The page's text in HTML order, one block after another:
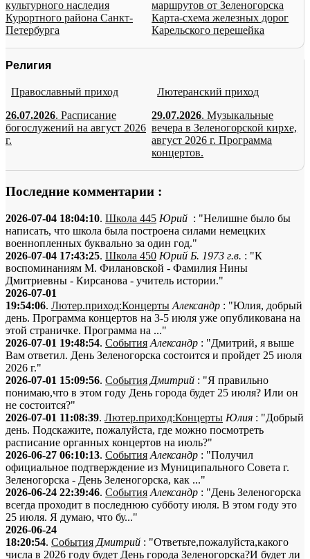
культурного наследия
Курортного района Санкт-
Петербурга
маршрутов от Зеленогорска
Карта-схема железных дорог
Карельского перешейка
Религия
Православный приход
26.07.2026. Расписание
богослужений на август 2026
г.
Лютеранский приход
29.07.2026. Музыкальные
вечера в Зеленогорской кирхе,
август 2026 г. Программа
концертов.
Последние комментарии :
2026-07-04 18:04:10. Школа 445 Юрий : "Нелишне было бы
написать, что школа была построена силами немецких
военнопленных буквально за один год."
2026-07-04 17:43:25. Школа 450 Юрий Б. 1973 г.в. : "К
воспоминаниям М. Филановской - Фамилия Нины
Дмитриевны - Кирсанова - учитель истории."
2026-07-01
19:54:06. Лютер.приход:Концерты Александр : "Юлия, добрый
день. Программа концертов на 3-5 июля уже опубликована на
этой страничке. Программа на ..."
2026-07-01 19:48:54. События Александр : "Дмитрий, я выше
Вам ответил. День Зеленогорска состоится и пройдет 25 июля
2026 г."
2026-07-01 15:09:56. События Дмитрий : "Я правильно
понимаю,что в этом году День города будет 25 июля? Или он
не состоится?"
2026-07-01 11:08:39. Лютер.приход:Концерты Юлия : "Добрый
день. Подскажите, пожалуйста, где можно посмотреть
расписание органных концертов на июль?"
2026-06-27 06:10:13. События Александр : "Получил
официальное подтверждение из Муниципального Совета г.
Зеленогорска - День Зеленогорска, как ..."
2026-06-24 22:39:46. События Александр : "День Зеленогорска
всегда проходит в последнюю субботу июля. В этом году это
25 июля. Я думаю, что бу..."
2026-06-24
18:20:54. События Дмитрий : "Ответьте,пожалуйста,какого
числа в 2026 году будет День города Зеленогорска?И будет ли